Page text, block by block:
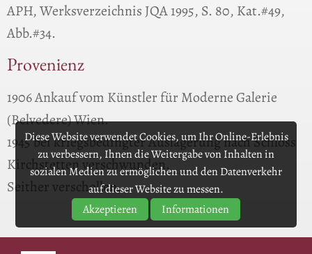
Diese Website verwendet Cookies, um Ihr Online-Erlebnis
zu verbessern, Ihnen die Weitergabe von Inhalten in
sozialen Medien zu ermöglichen und den Datenverkehr
auf dieser Website zu messen.
Akzeptieren
Informationen
APH, Werksverzeichnis JQA 1995, S. 80, Kat.#49,
Abb.#34.
Provenienz
1906 Ankauf vom Künstler für Moderne Galerie
(Belvedere) Wien.
1945 bei kriegsbedingter Auslagerung nach Schloss
Kirchstetten verschwunden.
Seither verschollen.